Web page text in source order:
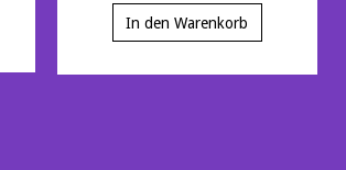
In den Warenkorb